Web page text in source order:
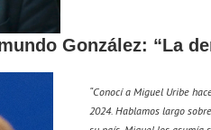
González: “La
“Conocí a Miguel Uribe
2024. Hablamos largo